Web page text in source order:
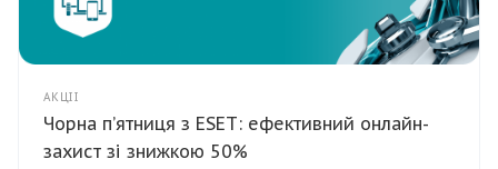
АКЦІЇ
Чорна п’ятниця з ESET: ефективний онлайн-
захист зі знижкою 50%